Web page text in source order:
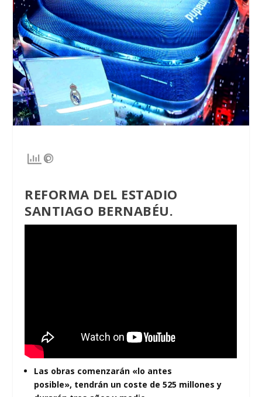
REFORMA DEL ESTADIO
SANTIAGO BERNABÉU.
Las obras comenzarán «lo antes
posible», tendrán un coste de 525 millones y